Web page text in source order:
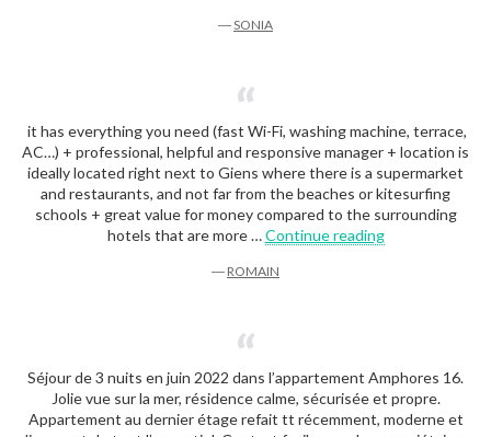
―SONIA
it has everything you need (fast Wi-Fi, washing machine, terrace,
AC…) + professional, helpful and responsive manager + location is
ideally located right next to Giens where there is a supermarket
and restaurants, and not far from the beaches or kitesurfing
schools + great value for money compared to the surrounding
hotels that are more …Continue reading“Romain”
― ROMAIN
Séjour de 3 nuits en juin 2022 dans l’appartement Amphores 16.
Jolie vue sur la mer, résidence calme, sécurisée et propre.
Appartement au dernier étage refait tt récemment, moderne et